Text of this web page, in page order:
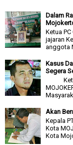
Dalam
Ketua
jajaran
anggota
Kasus
Segera
Ketua
Akan
Kepala
Kota
Kota